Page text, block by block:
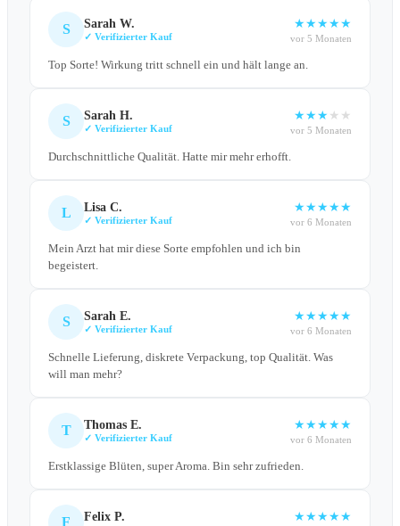
S Sarah W.
✓ Verifizierter Kauf
★ ★ ★ ★ ★
vor 5 Monaten
Top Sorte! Wirkung tritt schnell ein und hält lange an.
S Sarah H.
✓ Verifizierter Kauf
★ ★ ★ ★ ★
vor 5 Monaten
Durchschnittliche Qualität. Hatte mir mehr erhofft.
L Lisa C.
✓ Verifizierter Kauf
★ ★ ★ ★ ★
vor 6 Monaten
Mein Arzt hat mir diese Sorte empfohlen und ich bin
begeistert.
S Sarah E.
✓ Verifizierter Kauf
★ ★ ★ ★ ★
vor 6 Monaten
Schnelle Lieferung, diskrete Verpackung, top Qualität. Was
will man mehr?
T Thomas E.
✓ Verifizierter Kauf
★ ★ ★ ★ ★
vor 6 Monaten
Erstklassige Blüten, super Aroma. Bin sehr zufrieden.
F Felix P. ★ ★ ★ ★ ★